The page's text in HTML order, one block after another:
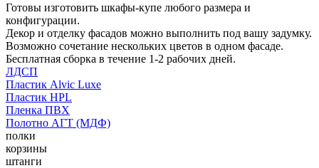
Готовы изготовить шкафы-купе любого размера и
конфигурации.
Декор и отделку фасадов можно выполнить под вашу задумку.
Возможно сочетание нескольких цветов в одном фасаде.
Бесплатная сборка в течение 1-2 рабочих дней.
ЛДСП
Пластик Alvic Luxe
Пластик HPL
Пленка ПВХ
Полотно АГТ (МДФ)
полки
корзины
штанги